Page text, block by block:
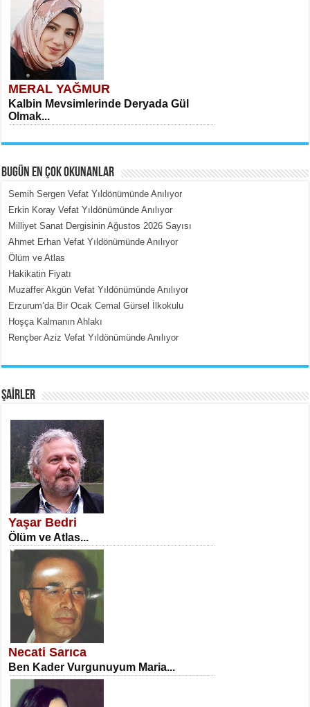
MERAL YAĞMUR
Kalbin Mevsimlerinde Deryada Gül
Olmak...
MEHMET ÇOBAN
İçerdeki Put Dışardaki Maskeler...
SATILMIŞ ÜMİT ÇETİNKAYA
Erkenlik...
NECLA DİLEK ARSLAN
Öğretmenler Günü Mahkemesi...
BUGÜN EN ÇOK OKUNANLAR
Semih Sergen Vefat Yıldönümünde Anılıyor
Erkin Koray Vefat Yıldönümünde Anılıyor
Milliyet Sanat Dergisinin Ağustos 2026 Sayısı
Ahmet Erhan Vefat Yıldönümünde Anılıyor
Ölüm ve Atlas
Hakikatin Fiyatı
Muzaffer Akgün Vefat Yıldönümünde Anılıyor
Erzurum’da Bir Ocak Cemal Gürsel İlkokulu
Hoşça Kalmanın Ahlakı
Rençber Aziz Vefat Yıldönümünde Anılıyor
ŞAİRLER
Yaşar Bedri
Ölüm ve Atlas...
Necati Sarıca
Ben Kader Vurgunuyum Maria...